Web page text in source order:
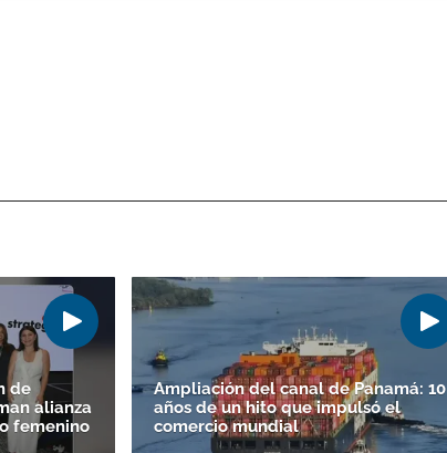
de
alianza
femenino
Ampliación del canal de Panamá: 10
años de un hito que impulsó el
comercio mundial